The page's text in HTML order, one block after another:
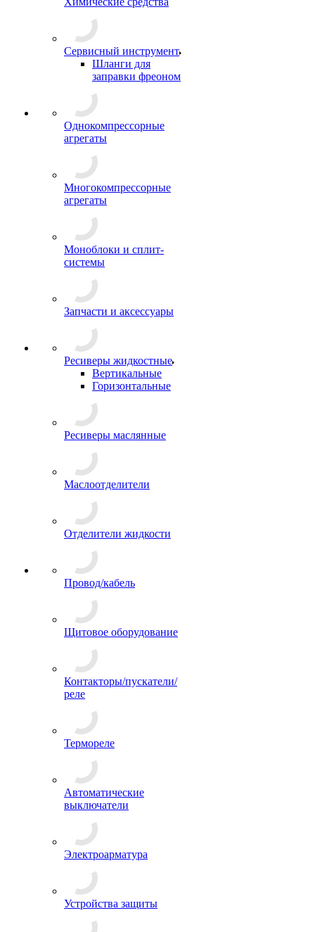
Сервисный инструмент
Шланги для
заправки фреоном
Однокомпрессорные
агрегаты
Многокомпрессорные
агрегаты
Моноблоки и сплит-
системы
Запчасти и аксессуары
Ресиверы жидкостные
Вертикальные
Горизонтальные
Ресиверы маслянные
Маслоотделители
Отделители жидкости
Провод/кабель
Щитовое оборудование
Контакторы/пускатели/
реле
Термореле
Автоматические
выключатели
Электроарматура
Устройства защиты